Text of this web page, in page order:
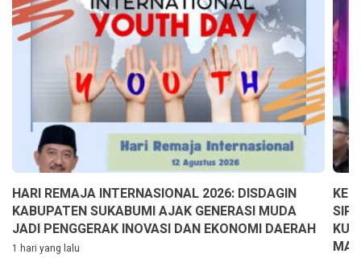
HARI REMAJA INTERNASIONAL 2026: DISDAGIN
KABUPATEN SUKABUMI AJAK GENERASI MUDA
JADI PENGGERAK INOVASI DAN EKONOMI DAERAH
1 hari yang lalu